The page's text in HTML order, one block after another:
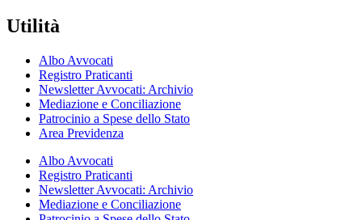
Utilità
Albo Avvocati
Registro Praticanti
Newsletter Avvocati: Archivio
Mediazione e Conciliazione
Patrocinio a Spese dello Stato
Area Previdenza
Albo Avvocati
Registro Praticanti
Newsletter Avvocati: Archivio
Mediazione e Conciliazione